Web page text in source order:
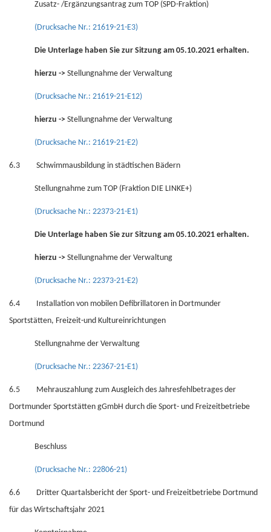
Zusatz- /Ergänzungsantrag zum TOP (SPD-Fraktion)
(Drucksache Nr.: 21619-21-E3)
Die Unterlage haben Sie zur Sitzung am 05.10.2021 erhalten.
hierzu -> Stellungnahme der Verwaltung
(Drucksache Nr.: 21619-21-E12)
hierzu -> Stellungnahme der Verwaltung
(Drucksache Nr.: 21619-21-E2)
6.3 Schwimmausbildung in städtischen Bädern
Stellungnahme zum TOP (Fraktion DIE LINKE+)
(Drucksache Nr.: 22373-21-E1)
Die Unterlage haben Sie zur Sitzung am 05.10.2021 erhalten.
hierzu -> Stellungnahme der Verwaltung
(Drucksache Nr.: 22373-21-E2)
6.4 Installation von mobilen Defibrillatoren in Dortmunder
Sportstätten, Freizeit-und Kultureinrichtungen
Stellungnahme der Verwaltung
(Drucksache Nr.: 22367-21-E1)
6.5 Mehrauszahlung zum Ausgleich des Jahresfehlbetrages der
Dortmunder Sportstätten gGmbH durch die Sport- und Freizeitbetriebe
Dortmund
Beschluss
(Drucksache Nr.: 22806-21)
6.6 Dritter Quartalsbericht der Sport- und Freizeitbetriebe Dortmund
für das Wirtschaftsjahr 2021